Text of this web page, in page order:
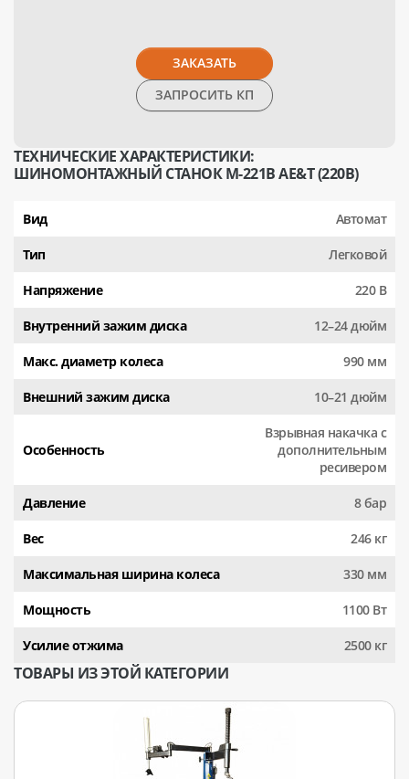
ЗАКАЗАТЬ
ЗАПРОСИТЬ КП
ТЕХНИЧЕСКИЕ ХАРАКТЕРИСТИКИ:
ШИНОМОНТАЖНЫЙ СТАНОК M-221B AE&T (220В)
Вид Автомат
Тип Легковой
Напряжение 220 В
Внутренний зажим диска 12–24 дюйм
Макс. диаметр колеса 990 мм
Внешний зажим диска 10–21 дюйм
Особенность
Взрывная накачка с
дополнительным
ресивером
Давление 8 бар
Вес 246 кг
Максимальная ширина колеса 330 мм
Мощность 1100 Вт
Усилие отжима 2500 кг
ТОВАРЫ ИЗ ЭТОЙ КАТЕГОРИИ